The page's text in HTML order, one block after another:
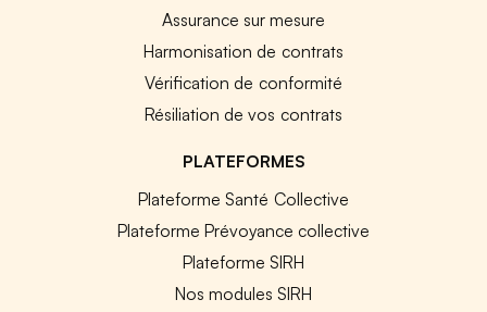
Assurance sur mesure
Harmonisation de contrats
Vérification de conformité
Résiliation de vos contrats
PLATEFORMES
Plateforme Santé Collective
Plateforme Prévoyance collective
Plateforme SIRH
Nos modules SIRH